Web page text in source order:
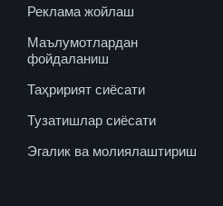
Реклама жойлаш
Маълумотлардан
фойдаланиш
Таҳририят сиёсати
Тузатишлар сиёсати
Эгалик ва молиялаштириш